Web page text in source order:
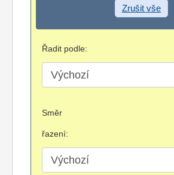
Zrušit vše
Řadit podle:
Směr
řazení: